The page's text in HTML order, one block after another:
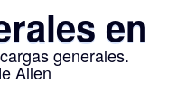
en
generales.
Allen